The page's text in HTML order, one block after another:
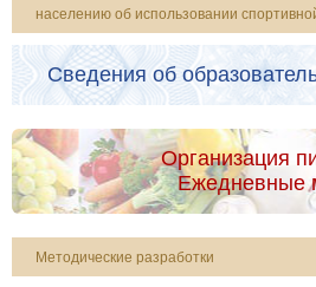
населению об использовании
Сведения об
Организация
Ежедневные
Методические разработки